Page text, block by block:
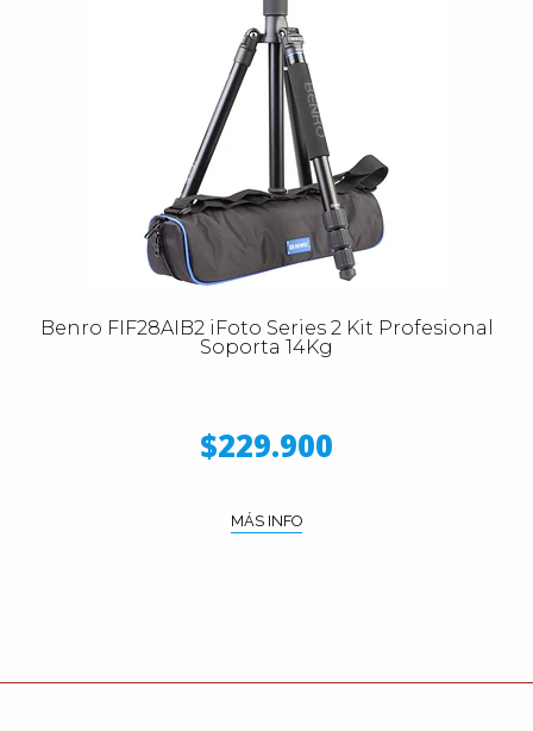
Benro FIF28AIB2 iFoto Series 2 Kit Profesional
Soporta 14Kg
$229.900
MÁS INFO